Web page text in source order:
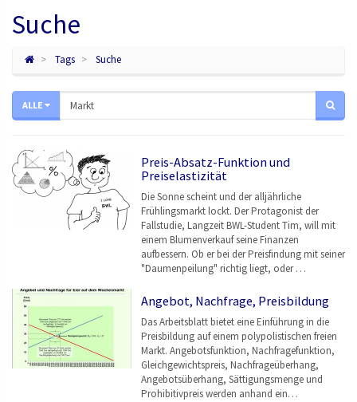
Suche
Tags Suche
ALLE
Preis-Absatz-Funktion und
Preiselastizität
Die Sonne scheint und der alljährliche
Frühlingsmarkt lockt. Der Protagonist der
Fallstudie, Langzeit BWL-Student Tim, will mit
einem Blumenverkauf seine Finanzen
aufbessern. Ob er bei der Preisfindung mit seiner
"Daumenpeilung" richtig liegt, oder …
Angebot, Nachfrage, Preisbildung
Das Arbeitsblatt bietet eine Einführung in die
Preisbildung auf einem polypolistischen freien
Markt. Angebotsfunktion, Nachfragefunktion,
Gleichgewichtspreis, Nachfrageüberhang,
Angebotsüberhang, Sättigungsmenge und
Prohibitivpreis werden anhand ein…